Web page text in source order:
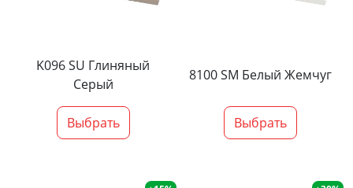
K096 SU Глиняный
Серый
Выбрать
8100 SM Белый Жемчуг
Выбрать